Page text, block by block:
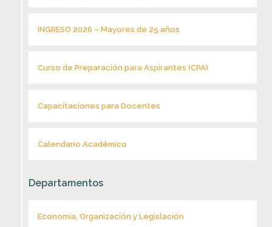
INGRESO 2026 – Mayores de 25 años
Curso de Preparación para Aspirantes (CPA)
Capacitaciones para Docentes
Calendario Académico
Departamentos
Economía, Organización y Legislación